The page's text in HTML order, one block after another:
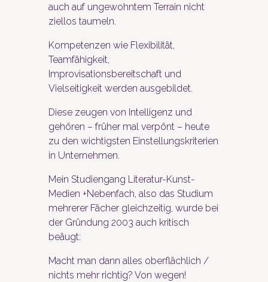
auch auf ungewohntem Terrain nicht
ziellos taumeln.
Kompetenzen wie Flexibilität,
Teamfähigkeit,
Improvisationsbereitschaft und
Vielseitigkeit werden ausgebildet.
Diese zeugen von Intelligenz und
gehören – früher mal verpönt – heute
zu den wichtigsten Einstellungskriterien
in Unternehmen.
Mein Studiengang Literatur-Kunst-
Medien +Nebenfach, also das Studium
mehrerer Fächer gleichzeitig, wurde bei
der Gründung 2003 auch kritisch
beäugt:
Macht man dann alles oberflächlich /
nichts mehr richtig? Von wegen!